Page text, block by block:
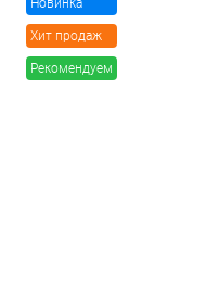
Новинка
Хит продаж
Рекомендуем